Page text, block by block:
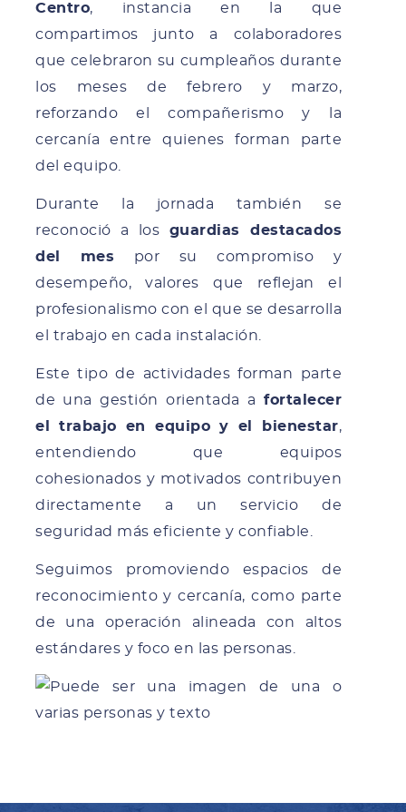
Centro, instancia en la que
compartimos junto a colaboradores
que celebraron su cumpleaños durante
los meses de febrero y marzo,
reforzando el compañerismo y la
cercanía entre quienes forman parte
del equipo.
Durante la jornada también se
reconoció a los guardias destacados
del mes por su compromiso y
desempeño, valores que reflejan el
profesionalismo con el que se desarrolla
el trabajo en cada instalación.
Este tipo de actividades forman parte
de una gestión orientada a fortalecer
el trabajo en equipo y el bienestar,
entendiendo que equipos
cohesionados y motivados contribuyen
directamente a un servicio de
seguridad más eficiente y confiable.
Seguimos promoviendo espacios de
reconocimiento y cercanía, como parte
de una operación alineada con altos
estándares y foco en las personas.